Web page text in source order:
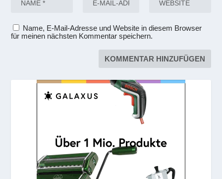
Name, E-Mail-Adresse und Website in diesem Browser
für meinen nächsten Kommentar speichern.